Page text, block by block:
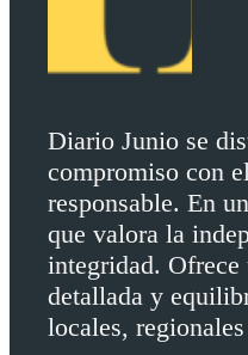
Diario Junio se
compromiso con
responsable. En
que valora la
integridad. Ofrece
detallada y
locales,